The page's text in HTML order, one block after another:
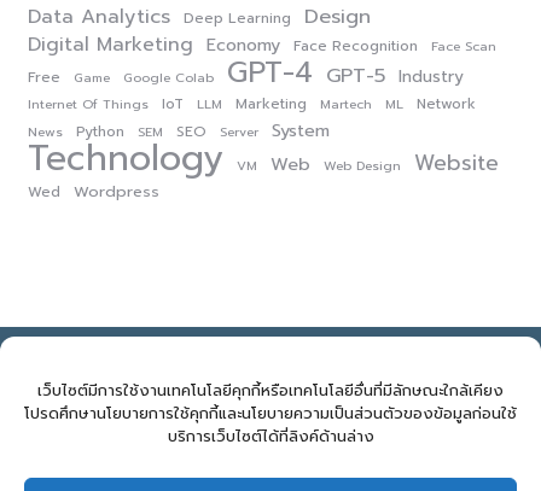
เว็บไซต์มีการใช้งานเทคโนโลยีคุกกี้หรือเทคโนโลยีอื่นที่มีลักษณะใกล้เคียง
โปรดศึกษานโยบายการใช้คุกกี้และนโยบายความเป็นส่วนตัวของข้อมูลก่อนใช้
บริการเว็บไซต์ได้ที่ลิงค์ด้านล่าง
Data Analytics Deep Learning Design
Digital Marketing Economy Face Recognition Face Scan
Free Game Google Colab GPT-4 GPT-5 Industry
Internet Of Things IoT LLM Marketing Martech ML Network
News Python SEM SEO Server System
Technology VM Web Web Design Website
Wed Wordpress
E: support@novelbiz.co.th T: 092.591.9499